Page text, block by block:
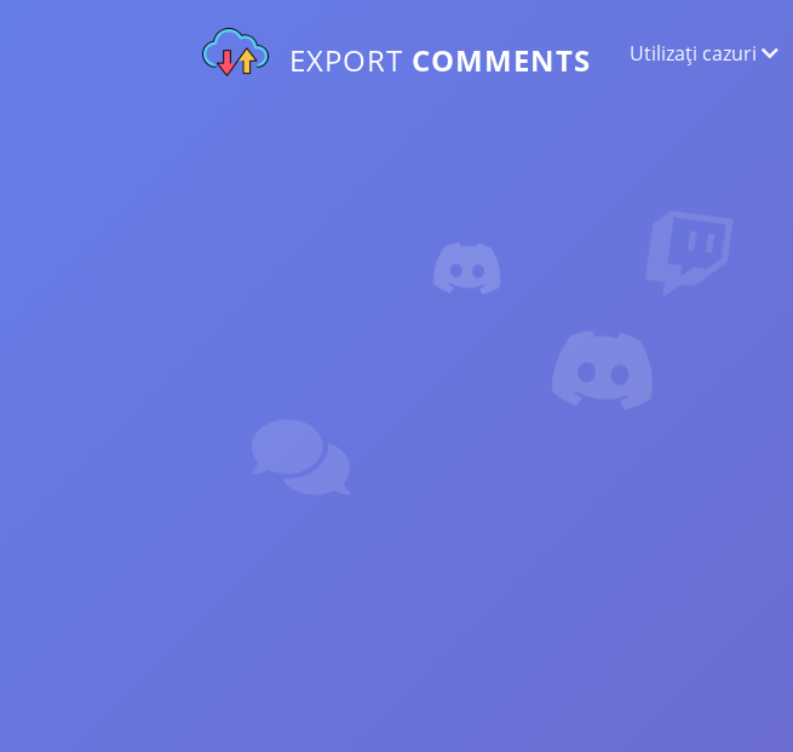
EXPORT COMMENTS Utilizați cazuri